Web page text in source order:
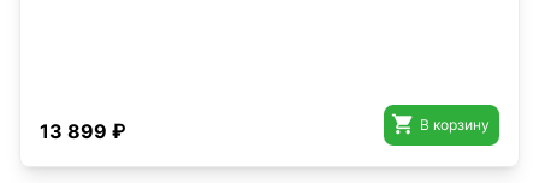
13 899 ₽  В корзину